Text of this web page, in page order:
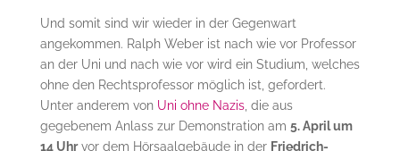
Und somit sind wir wieder in der Gegenwart
angekommen. Ralph Weber ist nach wie vor Professor
an der Uni und nach wie vor wird ein Studium, welches
ohne den Rechtsprofessor möglich ist, gefordert.
Unter anderem von Uni ohne Nazis, die aus
gegebenem Anlass zur Demonstration am 5. April um
14 Uhrvor dem Hörsaalgebäude in der Friedrich-